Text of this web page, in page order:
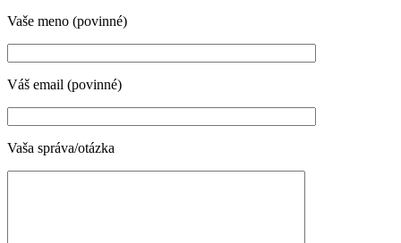
Vaše meno (povinné)
Váš email (povinné)
Vaša správa/otázka